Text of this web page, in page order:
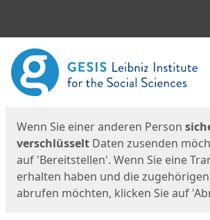
Start
Wenn Sie einer anderen Person
verschlüsselt Daten zusenden
auf 'Bereitstellen'. Wenn Sie eine
erhalten haben und die
abrufen möchten, klicken Sie auf